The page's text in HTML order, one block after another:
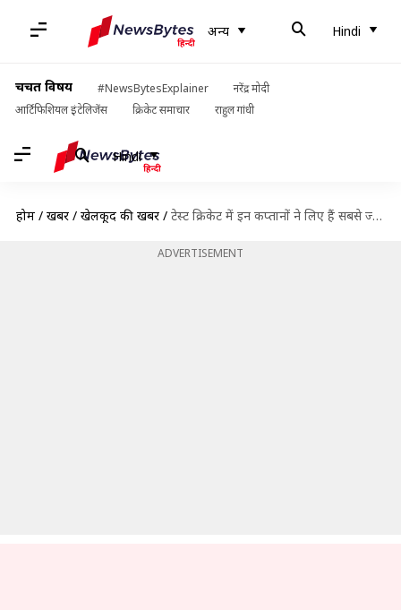
अन्य Hindi
चर्चित विषय #NewsBytesExplainer
नरेंद्र मोदी
आर्टिफिशियल इंटेलिजेंस
क्रिकेट समाचार राहुल गांधी
Hindi
होम / खबरें / खेलकूद की खबरें / टेस्ट क्रिकेट में इन कप्तानों ने लिए हैं सबसे ज्यादा 5 विकेट हॉल
ADVERTISEMENT